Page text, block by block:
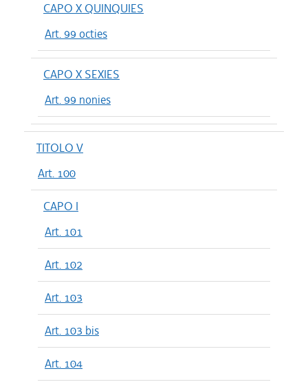
CAPO X QUINQUIES
Art. 99 octies
CAPO X SEXIES
Art. 99 nonies
TITOLO V
Art. 100
CAPO I
Art. 101
Art. 102
Art. 103
Art. 103 bis
Art. 104